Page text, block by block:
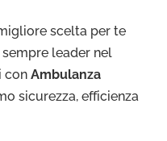
scelta per te
leader nel
con Ambulanza
sicurezza, efficienza